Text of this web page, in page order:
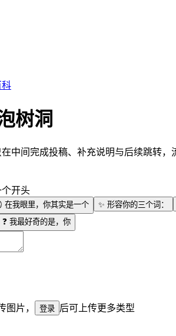
树洞
中间完成投稿、补充说明与后续跳转
开头
在我眼里，你其实是一个 ✨ 形容你的三个词：
❓ 我最好奇的是，你
片， 登录 后可上传更多类型